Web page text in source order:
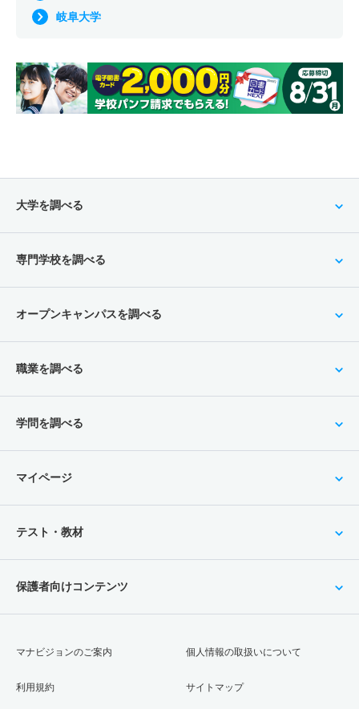
岐阜大学
大学を調べる
専門学校を調べる
オープンキャンパスを調べる
職業を調べる
学問を調べる
マイページ
テスト・教材
保護者向けコンテンツ
マナビジョンのご案内
利用規約
個人情報の取扱いについて
サイトマップ